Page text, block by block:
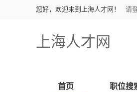
您好，欢迎来到上海人才网！ 请
上海人才网
首页 职位搜